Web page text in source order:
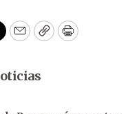
EmailCopyPrint